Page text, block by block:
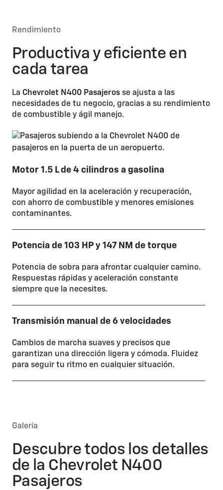
Rendimiento
Productiva y eficiente en
cada tarea
La Chevrolet N400 Pasajeros se ajusta a las
necesidades de tu negocio, gracias a su rendimiento
de combustible y ágil manejo.
Motor 1.5 L de 4 cilindros a gasolina
Mayor agilidad en la aceleración y recuperación,
con ahorro de combustible y menores emisiones
contaminantes.
Potencia de 103 HP y 147 NM de torque
Potencia de sobra para afrontar cualquier camino.
Respuestas rápidas y aceleración constante
siempre que la necesites.
Transmisión manual de 6 velocidades
Cambios de marcha suaves y precisos que
garantizan una dirección ligera y cómoda. Fluidez
para seguir tu ritmo en cualquier situación.
Galería
Descubre todos los detalles
de la Chevrolet N400
Pasajeros